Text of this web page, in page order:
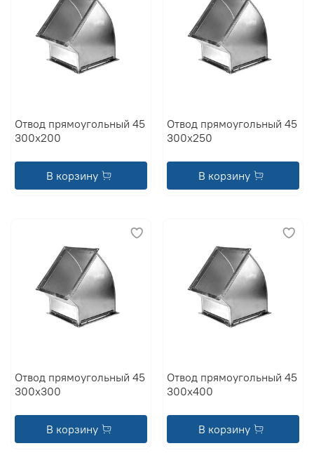
Отвод прямоугольный 45
300x200
В корзину
Отвод прямоугольный 45
300x250
В корзину
Отвод прямоугольный 45
300x300
В корзину
Отвод прямоугольный 45
300x400
В корзину